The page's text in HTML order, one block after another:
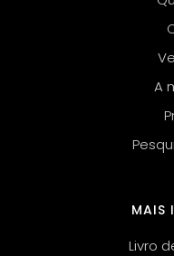
A
MAIS
Livro